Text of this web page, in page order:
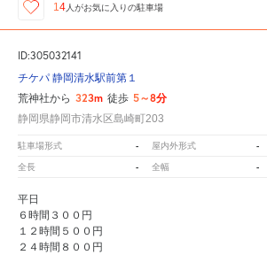
14人がお気に入りの駐車場
ID:305032141
チケパ 静岡清水駅前第１
荒神社から 323m 徒歩 5～8分
静岡県静岡市清水区島崎町203
駐車場形式 - 屋内外形式 -
全長 - 全幅 -
平日
６時間３００円
１２時間５００円
２４時間８００円